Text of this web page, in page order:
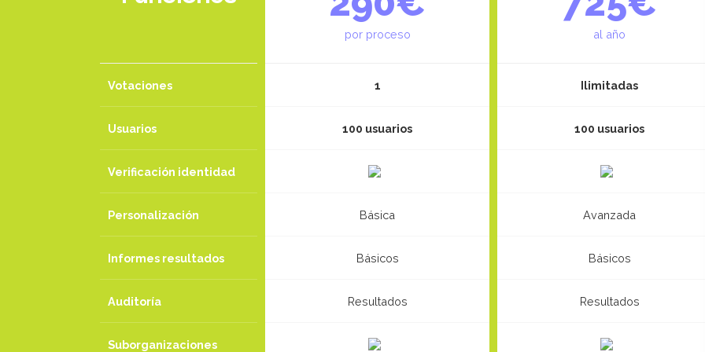
Votaciones
Usuarios
Verificación identidad
Personalización
Informes resultados
Auditoría
Suborganizaciones
por proceso
1
100 usuarios
Básica
Básicos
Resultados
al año
Ilimitadas
100 usuarios
Avanzada
Básicos
Resultados